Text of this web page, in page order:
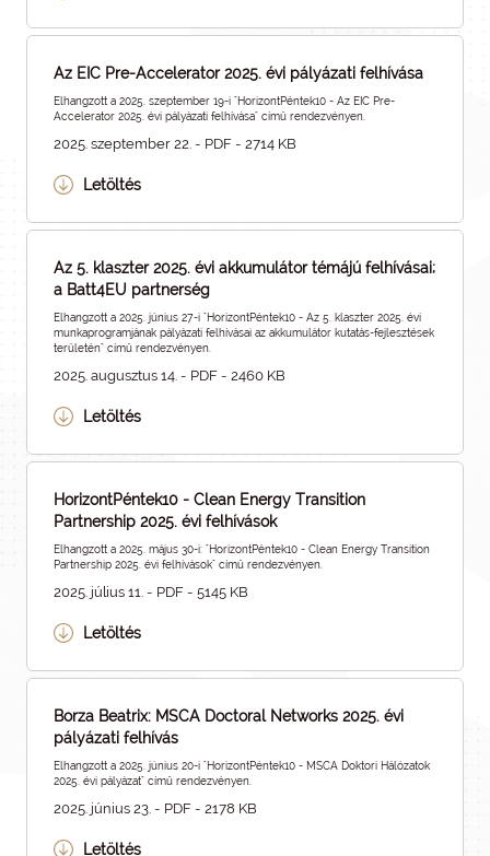
Az EIC Pre-Accelerator 2025. évi pályázati felhívása
Elhangzott a 2025. szeptember 19-i "HorizontPéntek10 - Az EIC Pre-
Accelerator 2025. évi pályázati felhívása" című rendezvényen.
2025. szeptember 22. - PDF - 2714 KB
Letöltés
Az 5. klaszter 2025. évi akkumulátor témájú felhívásai;
a Batt4EU partnerség
Elhangzott a 2025. június 27-i "HorizontPéntek10 - Az 5. klaszter 2025. évi
munkaprogramjának pályázati felhívásai az akkumulátor kutatás-fejlesztések
területén" című rendezvényen.
2025. augusztus 14. - PDF - 2460 KB
Letöltés
HorizontPéntek10 - Clean Energy Transition
Partnership 2025. évi felhívások
Elhangzott a 2025. május 30-i: "HorizontPéntek10 - Clean Energy Transition
Partnership 2025. évi felhívások" című rendezvényen.
2025. július 11. - PDF - 5145 KB
Letöltés
Borza Beatrix: MSCA Doctoral Networks 2025. évi
pályázati felhívás
Elhangzott a 2025. június 20-i "HorizontPéntek10 - MSCA Doktori Hálózatok
2025. évi pályázat" című rendezvényen.
2025. június 23. - PDF - 2178 KB
Letöltés